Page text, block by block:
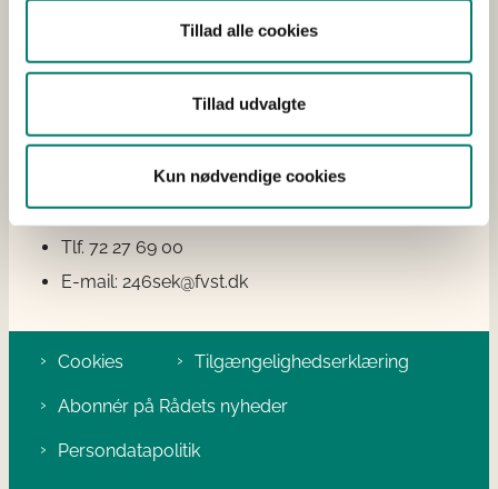
Tillad alle cookies
Tillad udvalgte
Kun nødvendige cookies
Spørgsmål vedrørende Det Veterinære Sundhedsråds
arbejde kan stilles til Det Veterinære Sundhedsråds
sekretariat:
Tlf. 72 27 69 00
E-mail: 246sek@fvst.dk
Cookies Tilgængelighedserklæring
Abonnér på Rådets nyheder
Persondatapolitik